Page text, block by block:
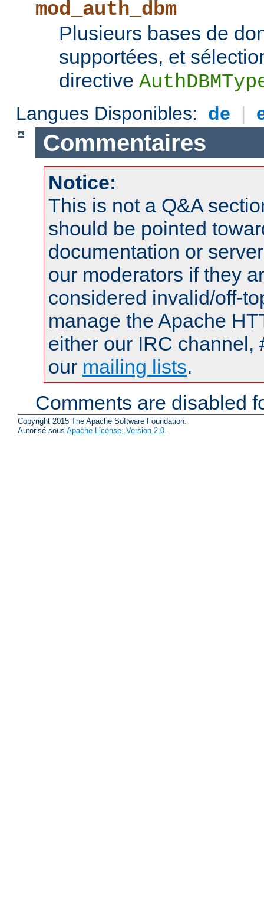
mod_auth_dbm
Plusieurs bases de
supportées, et
directive
Langues Disponibles: de |
Commentaires
Notice:
This is not a Q&A
should be pointed
documentation or
our moderators if they
considered invalid/off-
manage the Apache
either our IRC channel,
our mailing lists.
Comments are disabled
Copyright 2015 The Apache Software Foundation.
Autorisé sous Apache License, Version 2.0